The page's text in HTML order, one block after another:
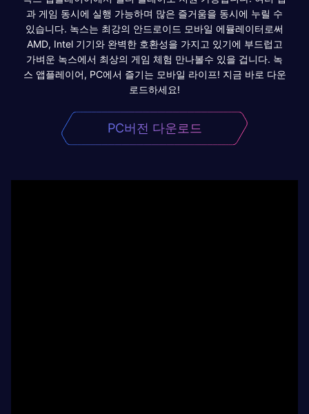
과 게임 동시에 실행 가능하며 많은 즐거움을 동시에 누릴 수
있습니다. 녹스는 최강의 안드로이드 모바일 에뮬레이터로써
AMD, Intel 기기와 완벽한 호환성을 가지고 있기에 부드럽고
가벼운 녹스에서 최상의 게임 체험 만나볼수 있을 겁니다. 녹
스 앱플레이어, PC에서 즐기는 모바일 라이프! 지금 바로 다운
로드하세요!
PC버전 다운로드